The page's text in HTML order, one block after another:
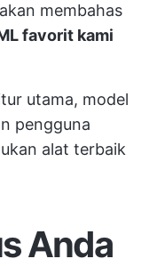
membahas
favorit kami
utama, model
pengguna
alat terbaik
Anda